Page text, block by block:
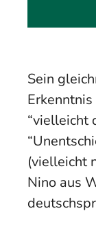
Sein
“vielleicht
(vielleicht
Nino aus